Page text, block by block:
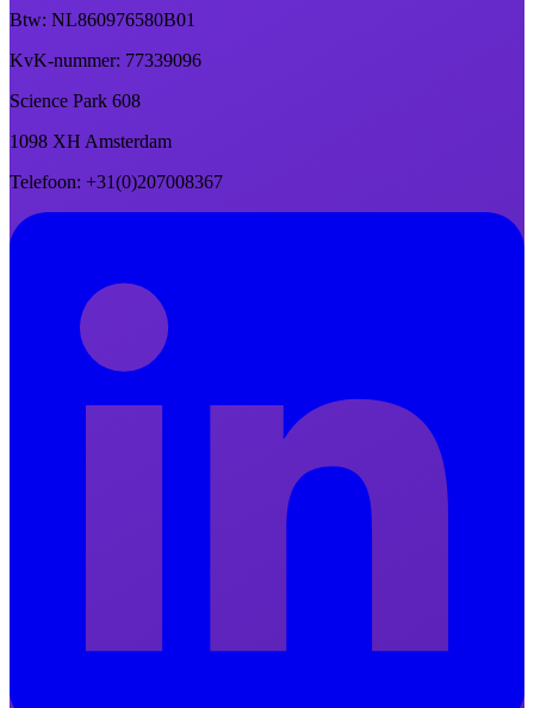
Btw: NL860976580B01
KvK-nummer: 77339096
Science Park 608
1098 XH Amsterdam
Telefoon: +31(0)207008367